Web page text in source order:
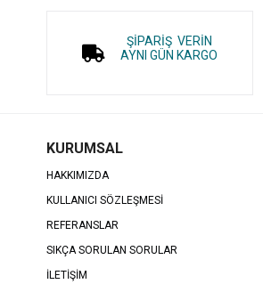
ŞİPARİŞ VERİN
AYNI GÜN KARGO
KURUMSAL
HAKKIMIZDA
KULLANICI SÖZLEŞMESİ
REFERANSLAR
SIKÇA SORULAN SORULAR
İLETİŞİM